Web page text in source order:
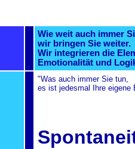
Wie weit auch immer
wir bringen Sie weiter.
Wir integrieren die
Emotionalität und
"Was auch immer Sie tun,
es ist jedesmal Ihre